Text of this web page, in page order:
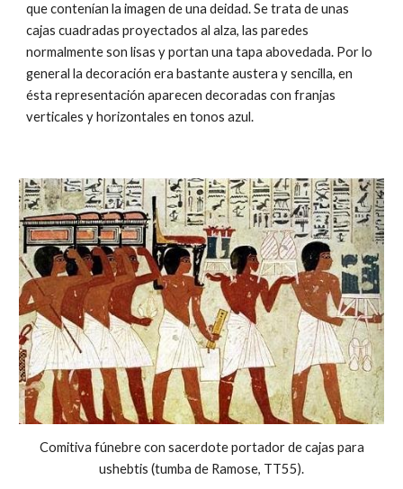
que contenían la imagen de una deidad. Se trata de unas
cajas cuadradas proyectados al alza, las paredes
normalmente son lisas y portan una tapa abovedada. Por lo
general la decoración era bastante austera y sencilla, en
ésta representación aparecen decoradas con franjas
verticales y horizontales en tonos azul.
Comitiva fúnebre con sacerdote portador de cajas para
ushebtis (tumba de Ramose, TT55).